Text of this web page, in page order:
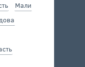
Мали